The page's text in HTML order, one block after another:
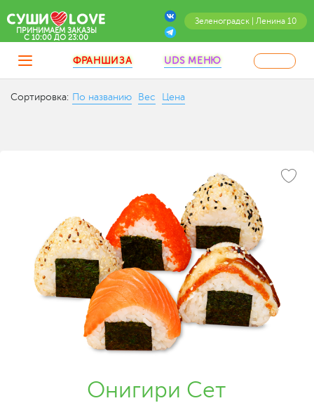
Зеленоградск | Ленина 10
ПРИНИМАЕМ ЗАКАЗЫ
C 10:00 ДО 23:00
ФРАНШИЗА UDS МЕНЮ
Сортировка: По названию Вес Цена
Онигири Сет